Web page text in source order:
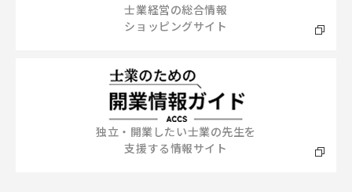
士業経営の総合情報
ショッピングサイト
独立・開業したい士業の先生を
支援する情報サイト